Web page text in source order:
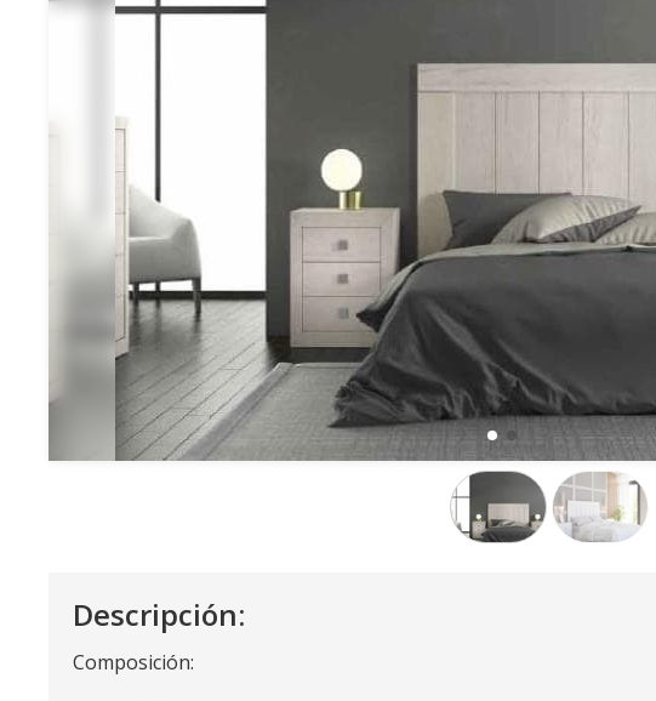
Descripción:
Composición: